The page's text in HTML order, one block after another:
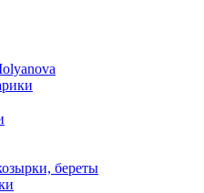
береты